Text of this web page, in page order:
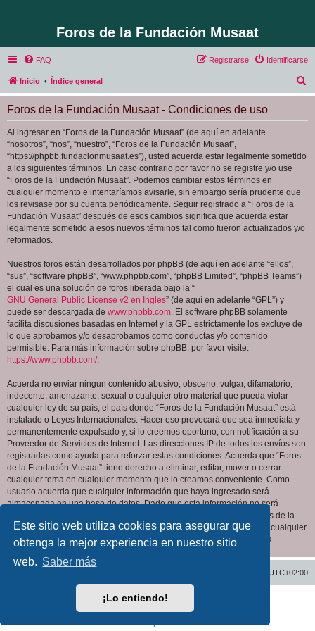
Este sitio web utiliza cookies para asegurar que
obtenga la mejor experiencia en nuestro sitio
web. Saber más
¡Lo entiendo!
Foros de la Fundación Musaat
FAQ Identificarse
Registrarse
Inicio Índice general
u
Foros de la Fundación Musaat - Condiciones de uso
Al ingresar en “Foros de la Fundación Musaat” (de aquí en adelante
“nosotros”, “nos”, “nuestro”, “Foros de la Fundación Musaat”,
“https://phpbb.fundacionmusaat.es”), usted acuerda estar legalmente sometido
a los siguientes términos. En caso contrario por favor no se registre y/o use
“Foros de la Fundación Musaat”. Podemos cambiar estos términos en
cualquier momento e intentaríamos avisarle, sin embargo sería prudente que
los revisase por su cuenta periódicamente. Seguir registrado a “Foros de la
Fundación Musaat” después de esos cambios significa que acuerda estar
legalmente sometido a esos nuevos términos tal como fueron actualizados y/o
reformados.
Nuestros foros están desarrollados por phpBB (de aquí en adelante “ellos”,
“sus”, “software phpBB”, “www.phpbb.com”, “phpBB Limited”, “phpBB Teams”)
el cual es una solución de foros liberada bajo la “
GNU General Public License v2 en Ingles” (de aquí en adelante “GPL”) y
puede ser descargada de www.phpbb.com. El software phpBB solamente
facilita discusiones basadas en Internet y la GPL estrictamente los excluye de
lo que aprobamos y/o desaprobamos como conductas y/o contenido
permisible. Para más información sobre phpBB, por favor visite:
https://www.phpbb.com/.
Acuerda no enviar ningun contenido abusivo, obsceno, vulgar, difamatorio,
indecente, amenazante, sexual o cualquier otro material que pueda violar
cualquier ley de su país, el país donde “Foros de la Fundación Musaat” está
instalado o Leyes Internacionales. Hacer eso provocará que sea inmediata y
permanentemente expulsado y, si lo creemos oportuno, con notificación a su
Proveedor de Servicios de Internet. Las direcciones IP de todos los envíos son
registradas como ayuda para reforzar estas condiciones. Acuerda que “Foros
de la Fundación Musaat” tiene derecho a eliminar, editar, mover o cerrar
cualquier tema en cualquier momento que lo creamos conveniente. Como
usuario acuerda que cualquier información que haya ingresado será
almacenada en una base de datos. Dado que esta información no será
compartida con ninguna tercera parte sin su consentimiento, ni “Foros de la
Fundación Musaat” ni phpBB podrán considerarse responsables por cualquier
intento de hacking que conlleve a que los datos sean comprometidos.
UTC+02:00
Desarrollado porphpBB® Forum Software © phpBB Limited
phpBB España